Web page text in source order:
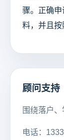
骤。正确
料，并且按
顾问支持
围绕落户
电话：